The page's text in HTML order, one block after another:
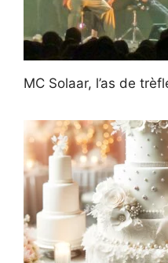
MC Solaar, l’as de